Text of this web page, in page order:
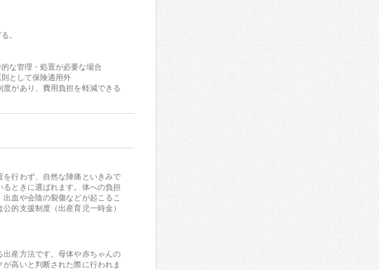
。
な管理・処置が必要な場合
として保険適用外
があり、費用負担を軽減できる
を行わず、自然な陣痛といきみで
ときに選ばれます。体への負担
血や会陰の裂傷などが起こるこ
的支援制度（出産育児一時金）
産方法です。母体や赤ちゃんの
高いと判断された際に行われま